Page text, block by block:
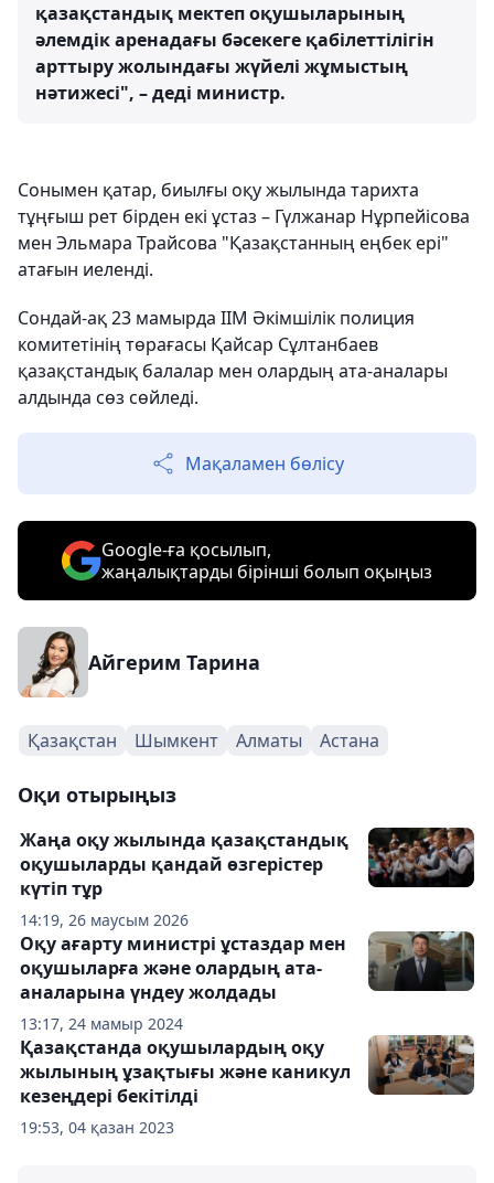
қазақстандық мектеп оқушыларының
әлемдік аренадағы бәсекеге қабілеттілігін
арттыру жолындағы жүйелі жұмыстың
нәтижесі", – деді министр.
Сонымен қатар, биылғы оқу жылында тарихта
тұңғыш рет бірден екі ұстаз – Гүлжанар Нұрпейісова
мен Эльмара Трайсова "Қазақстанның еңбек ері"
атағын иеленді.
Сондай-ақ 23 мамырда ІІМ Әкімшілік полиция
комитетінің төрағасы Қайсар Сұлтанбаев
қазақстандық балалар мен олардың ата-аналары
алдында сөз сөйледі.
Мақаламен бөлісу
Google-ға қосылып,
жаңалықтарды бірінші болып оқыңыз
Айгерим Тарина
Қазақстан Шымкент Алматы Астана
Оқи отырыңыз
14:19, 26 маусым 2026
Жаңа оқу жылында қазақстандық
оқушыларды қандай өзгерістер
күтіп тұр
13:17, 24 мамыр 2024
Оқу ағарту министрі ұстаздар мен
оқушыларға және олардың ата-
аналарына үндеу жолдады
19:53, 04 қазан 2023
Қазақстанда оқушылардың оқу
жылының ұзақтығы және каникул
кезеңдері бекітілді